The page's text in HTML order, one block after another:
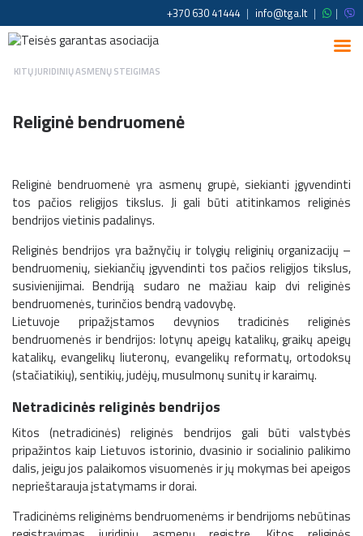
+370 630 41444 | info@tga.lt | |
KITŲ JURIDINIŲ ASMENŲ STEIGIMAS
Religinė bendruomenė
Religinė bendruomenė yra asmenų grupė, siekianti įgyvendinti
tos pačios religijos tikslus. Ji gali būti atitinkamos religinės
bendrijos vietinis padalinys.
Religinės bendrijos yra bažnyčių ir tolygių religinių organizacijų –
bendruomenių, siekiančių įgyvendinti tos pačios religijos tikslus,
susivienijimai. Bendriją sudaro ne mažiau kaip dvi religinės
bendruomenės, turinčios bendrą vadovybę.
Lietuvoje pripažįstamos devynios tradicinės religinės
bendruomenės ir bendrijos: lotynų apeigų katalikų, graikų apeigų
katalikų, evangelikų liuteronų, evangelikų reformatų, ortodoksų
(stačiatikių), sentikių, judėjų, musulmonų sunitų ir karaimų.
Netradicinės religinės bendrijos
Kitos (netradicinės) religinės bendrijos gali būti valstybės
pripažintos kaip Lietuvos istorinio, dvasinio ir socialinio palikimo
dalis, jeigu jos palaikomos visuomenės ir jų mokymas bei apeigos
neprieštarauja įstatymams ir dorai.
Tradicinėms religinėms bendruomenėms ir bendrijoms nebūtinas